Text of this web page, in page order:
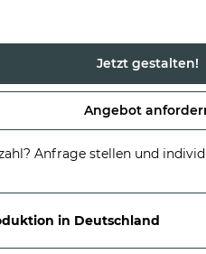
Jetzt gestalten!
Angebot
Anfrage stellen und
in Deutschland